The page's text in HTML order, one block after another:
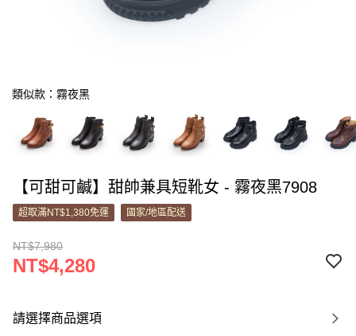
類似款：霧夜黑
【可甜可鹹】甜帥兼具短靴女 - 霧夜黑7908
超取滿NT$1,380免運 國家/地區配送
NT$7,980
NT$4,280
請選擇商品選項